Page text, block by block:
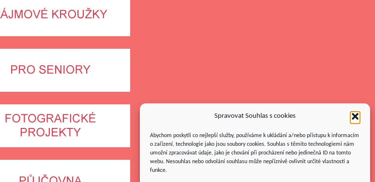
Spravovat Souhlas s cookies
Abychom poskytli co nejlepší služby, používáme k ukládání a/nebo přístupu k informacím
o zařízení, technologie jako jsou soubory cookies. Souhlas s těmito technologiemi nám
umožní zpracovávat údaje, jako je chování při procházení nebo jedinečná ID na tomto
webu. Nesouhlas nebo odvolání souhlasu může nepříznivě ovlivnit určité vlastnosti a
funkce.